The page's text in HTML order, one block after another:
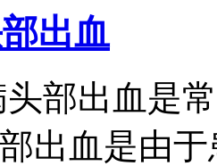
出血
部出血是
出血是由